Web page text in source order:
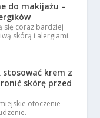
do makijażu –
się coraz bardziej
skórą i alergiami.
stosować krem z
skórę przed
otoczenie